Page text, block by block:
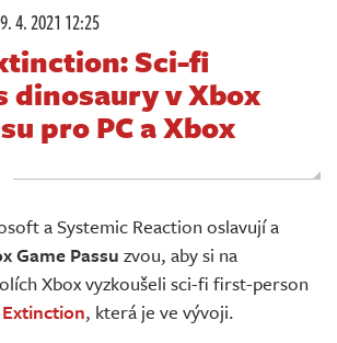
4. 2021 12:25
Sci-fi
dinosaury v Xbox
pro PC a Xbox
a Systemic Reaction oslavují a
Game Passu zvou, aby si na
Xbox vyzkoušeli sci-fi first-person
, která je ve vývoji.